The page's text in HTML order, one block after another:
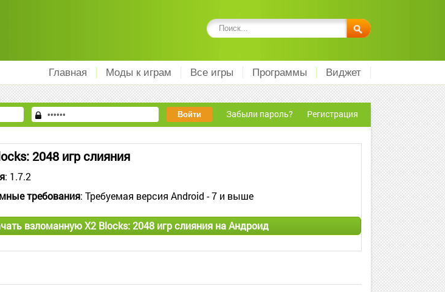
Главная Моды к играм Все игры Программы Виджет
Забыли пароль? Регистрация
2048 игр слияния
: 1.7.2
требования: Требуемая версия Android - 7 и выше
взломанную X2 Blocks: 2048 игр слияния на Андроид